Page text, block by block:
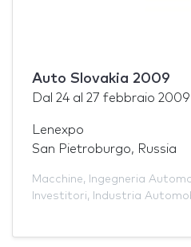
Auto Slovakia 2009
Dal 24 al 27 febbraio 2009
Lenexpo
San Pietroburgo, Russia
Macchine, Ingegneria
Investitori, Industria